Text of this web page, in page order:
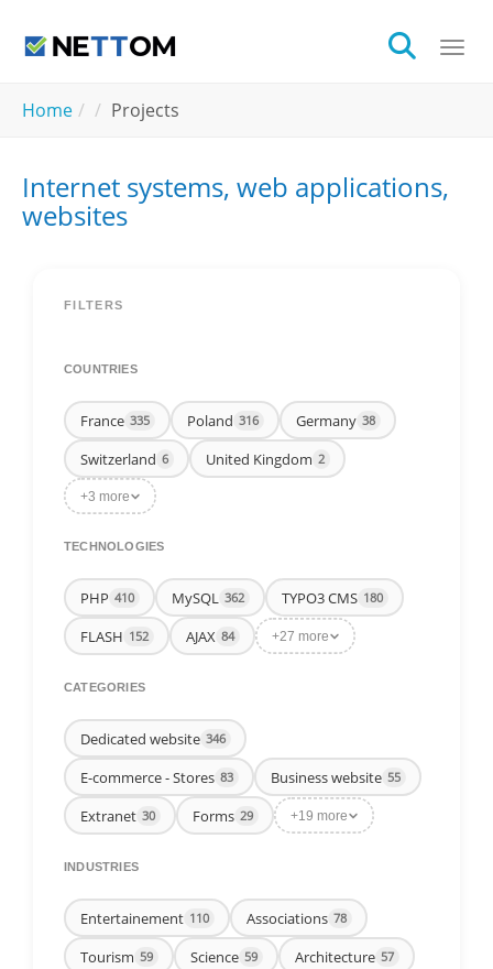
Home Projects
Internet systems, web applications,
websites
FILTERS
COUNTRIES
France 335 Poland 316 Germany 38
Switzerland 6 United Kingdom 2
+3 more
TECHNOLOGIES
PHP 410 MySQL 362 TYPO3 CMS 180
FLASH 152 AJAX 84 +27 more
CATEGORIES
Dedicated website 346
E-commerce - Stores 83 Business website 55
Extranet 30 Forms 29 +19 more
INDUSTRIES
Entertainement 110 Associations 78
Tourism 59 Science 59 Architecture 57